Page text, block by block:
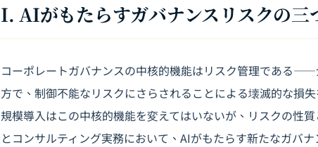
I. AIがもたらすガバナンスリスクの三
コーポレートガバナンスの中核的機能はリスク管理である
方で、制御不能なリスクにさらされることによる壊滅的な損
規模導入はこの中核的機能を変えてはいないが、リスクの性
とコンサルティング実務において、AIがもたらす新たなガバ